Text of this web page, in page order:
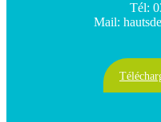
Tél:
Mail: